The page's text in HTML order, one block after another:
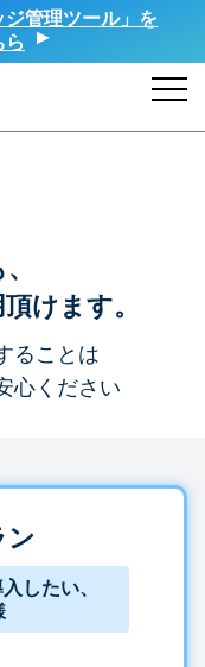
ジ管理ツール」を
けます。
ることは
心ください
したい、